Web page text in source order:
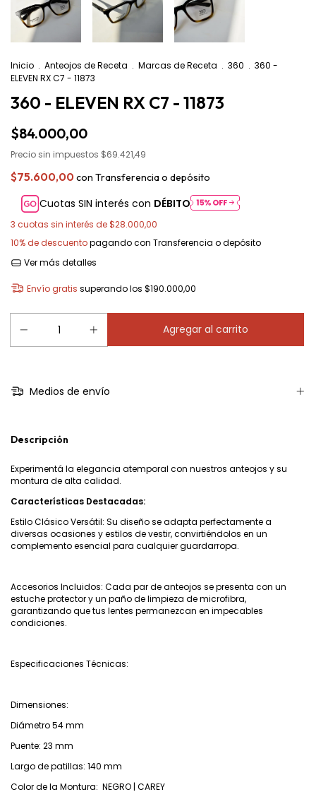
Inicio . Anteojos de Receta . Marcas de Receta . 360 . 360 -
ELEVEN RX C7 - 11873
360 - ELEVEN RX C7 - 11873
$84.000,00
Precio sin impuestos $69.421,49
$75.600,00con Transferencia o depósito
Cuotas SIN interés con DÉBITO
3 cuotas sin interés de$28.000,00
10% de descuentopagando con Transferencia o depósito
Ver más detalles
Envío gratis superando los $190.000,00
Medios de envío
Descripción
Experimentá la elegancia atemporal con nuestros anteojos y su
montura de alta calidad.
Características Destacadas:
Estilo Clásico Versátil: Su diseño se adapta perfectamente a
diversas ocasiones y estilos de vestir, convirtiéndolos en un
complemento esencial para cualquier guardarropa.
Accesorios Incluidos: Cada par de anteojos se presenta con un
estuche protector y un paño de limpieza de microfibra,
garantizando que tus lentes permanezcan en impecables
condiciones.
Especificaciones Técnicas:
Dimensiones:
Diámetro 54 mm
Puente: 23 mm
Largo de patillas: 140 mm
Color de la Montura: NEGRO | CAREY